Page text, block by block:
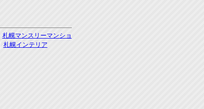
札幌マンスリーマンショ
札幌インテリア